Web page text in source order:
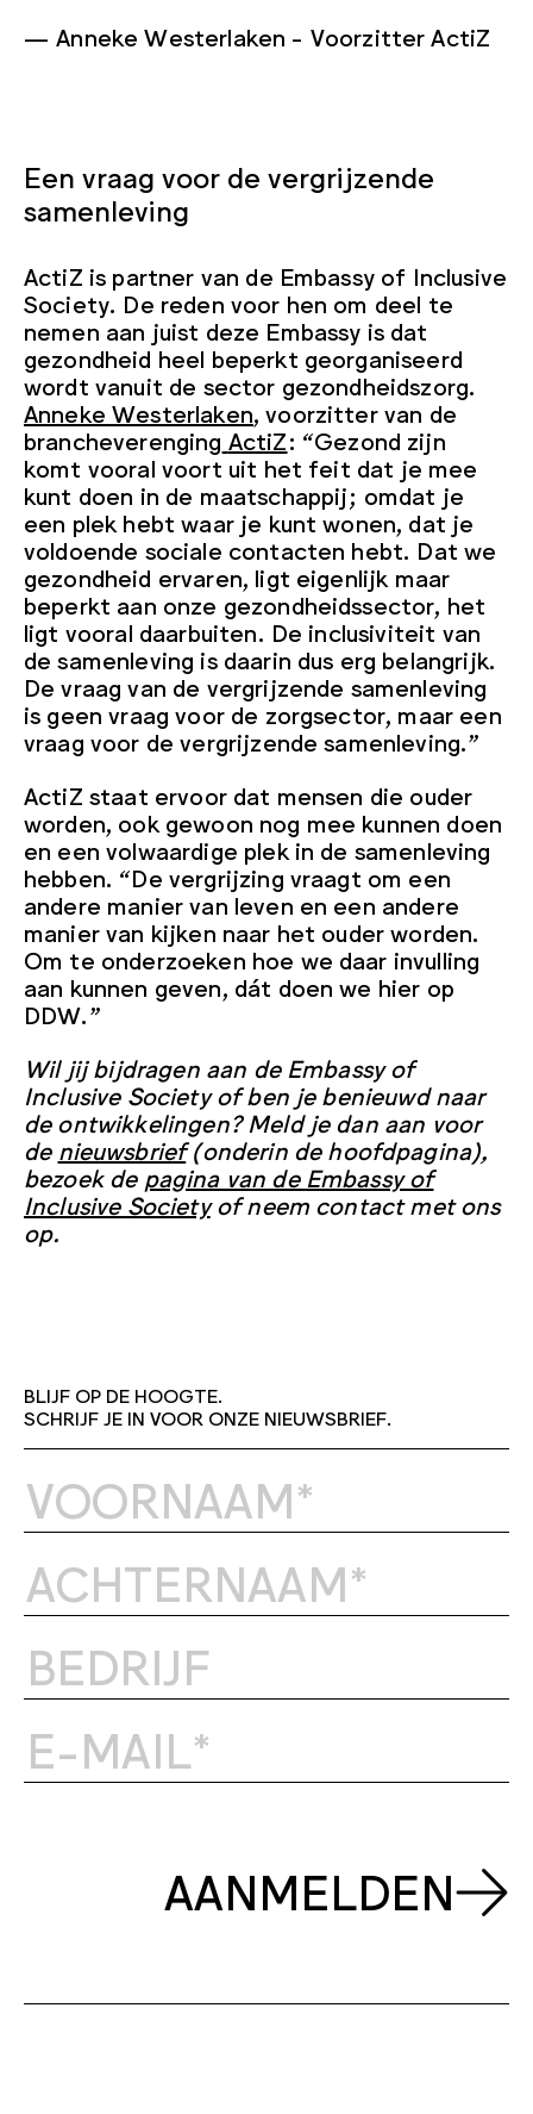
Anneke Westerlaken Voorzitter ActiZ
Een vraag voor de vergrijzende
samenleving
ActiZ is partner van de Embassy of Inclusive
Society. De reden voor hen om deel te
nemen aan juist deze Embassy is dat
gezondheid heel beperkt georganiseerd
wordt vanuit de sector gezondheidszorg.
Anneke Westerlaken , voorzitter van de
brancheverenging ActiZ: “Gezond zijn
komt vooral voort uit het feit dat je mee
kunt doen in de maatschappij; omdat je
een plek hebt waar je kunt wonen, dat je
voldoende sociale contacten hebt. Dat we
gezondheid ervaren, ligt eigenlijk maar
beperkt aan onze gezondheidssector, het
ligt vooral daarbuiten. De inclusiviteit van
de samenleving is daarin dus erg belangrijk.
De vraag van de vergrijzende samenleving
is geen vraag voor de zorgsector, maar een
vraag voor de vergrijzende samenleving.”
ActiZ staat ervoor dat mensen die ouder
worden, ook gewoon nog mee kunnen doen
en een volwaardige plek in de samenleving
hebben. “De vergrijzing vraagt om een
andere manier van leven en een andere
manier van kijken naar het ouder worden.
Om te onderzoeken hoe we daar invulling
aan kunnen geven, dát doen we hier op
DDW.”
Wil jij bijdragen aan de Embassy of
Inclusive Society of ben je benieuwd naar
de ontwikkelingen? Meld je dan aan voor
de nieuwsbrief(onderin de hoofdpagina),
bezoek de pagina van de Embassy of
Inclusive Societyof neem contact met ons
op.
BLIJF OP DE HOOGTE.
SCHRIJF JE IN VOOR ONZE NIEUWSBRIEF.
AANMELDEN